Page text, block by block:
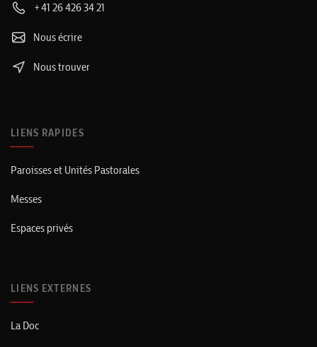
+41 26 426 34 21
Nous écrire
Nous trouver
LIENS RAPIDES
Paroisses et Unités Pastorales
Messes
Espaces privés
LIENS EXTERNES
La Doc